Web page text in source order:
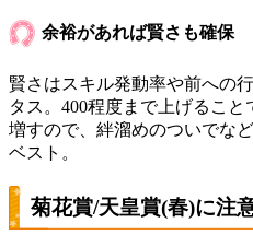
余裕があれば賢さも確保
賢さはスキル発動率や前への
タス。400程度まで上げるこ
増すので、絆溜めのついでな
ベスト。
菊花賞/天皇賞(春)に注